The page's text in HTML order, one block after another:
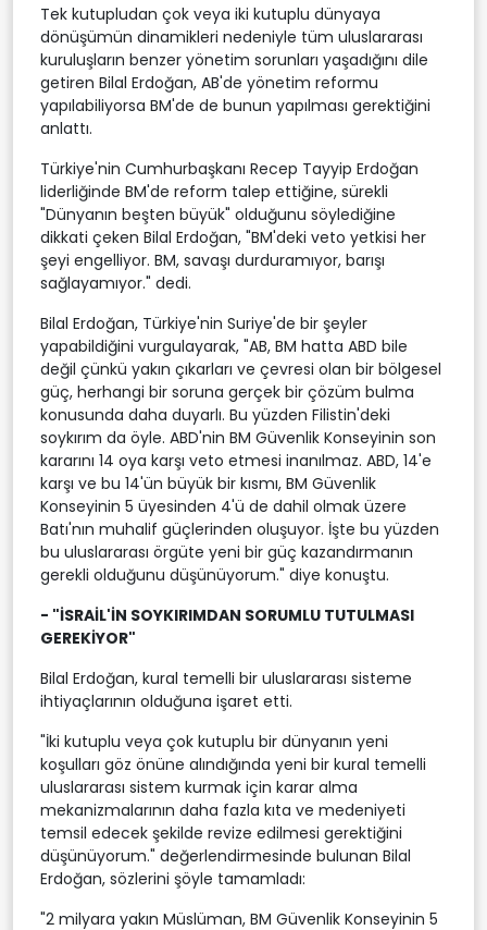
Tek kutupludan çok veya iki kutuplu dünyaya
dönüşümün dinamikleri nedeniyle tüm uluslararası
kuruluşların benzer yönetim sorunları yaşadığını dile
getiren Bilal Erdoğan, AB'de yönetim reformu
yapılabiliyorsa BM'de de bunun yapılması gerektiğini
anlattı.
Türkiye'nin Cumhurbaşkanı Recep Tayyip Erdoğan
liderliğinde BM'de reform talep ettiğine, sürekli
"Dünyanın beşten büyük" olduğunu söylediğine
dikkati çeken Bilal Erdoğan, "BM'deki veto yetkisi her
şeyi engelliyor. BM, savaşı durduramıyor, barışı
sağlayamıyor." dedi.
Bilal Erdoğan, Türkiye'nin Suriye'de bir şeyler
yapabildiğini vurgulayarak, "AB, BM hatta ABD bile
değil çünkü yakın çıkarları ve çevresi olan bir bölgesel
güç, herhangi bir soruna gerçek bir çözüm bulma
konusunda daha duyarlı. Bu yüzden Filistin'deki
soykırım da öyle. ABD'nin BM Güvenlik Konseyinin son
kararını 14 oya karşı veto etmesi inanılmaz. ABD, 14'e
karşı ve bu 14'ün büyük bir kısmı, BM Güvenlik
Konseyinin 5 üyesinden 4'ü de dahil olmak üzere
Batı'nın muhalif güçlerinden oluşuyor. İşte bu yüzden
bu uluslararası örgüte yeni bir güç kazandırmanın
gerekli olduğunu düşünüyorum." diye konuştu.
- "İSRAİL'İN SOYKIRIMDAN SORUMLU TUTULMASI
GEREKİYOR"
Bilal Erdoğan, kural temelli bir uluslararası sisteme
ihtiyaçlarının olduğuna işaret etti.
"İki kutuplu veya çok kutuplu bir dünyanın yeni
koşulları göz önüne alındığında yeni bir kural temelli
uluslararası sistem kurmak için karar alma
mekanizmalarının daha fazla kıta ve medeniyeti
temsil edecek şekilde revize edilmesi gerektiğini
düşünüyorum." değerlendirmesinde bulunan Bilal
Erdoğan, sözlerini şöyle tamamladı:
"2 milyara yakın Müslüman, BM Güvenlik Konseyinin 5